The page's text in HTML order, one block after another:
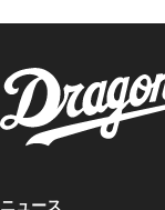
ニュース